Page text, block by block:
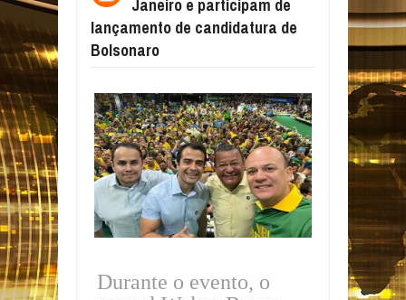
Janeiro e participam de
lançamento de candidatura de
Bolsonaro
Durante o evento, o